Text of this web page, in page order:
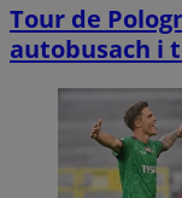
Tour de
autobusach i